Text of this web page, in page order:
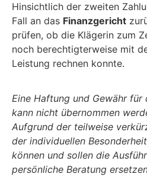
Hinsichtlich der zweiten
Fall an das Finanzgericht
prüfen, ob die Klägerin zum
noch berechtigterweise mit
Leistung rechnen konnte.
Eine Haftung und Gewähr
kann nicht übernommen
Aufgrund der teilweise
der individuellen
können und sollen die
persönliche Beratung